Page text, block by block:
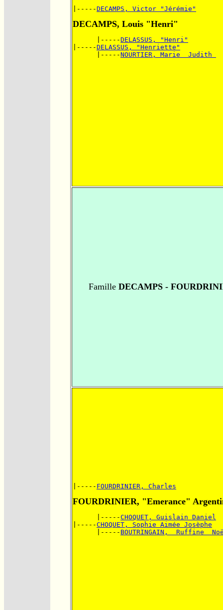
|-----DECAMPS, Victor "Jérémie"
DECAMPS, Louis "Henri"
      |-----
DELASSUS, "Henri"
|-----DELASSUS, "Henriette"
      |-----
NOURTIER, Marie  Judith
FamilleDECAMPS -
|----- FOURDRINIER, Charles
FOURDRINIER, "Emerance"
      |-----
CHOQUET, Guislain Daniel
|-----CHOQUET, Sophie Aimée Josèphe
      |-----
BOUTRINGAIN,  Ruffine